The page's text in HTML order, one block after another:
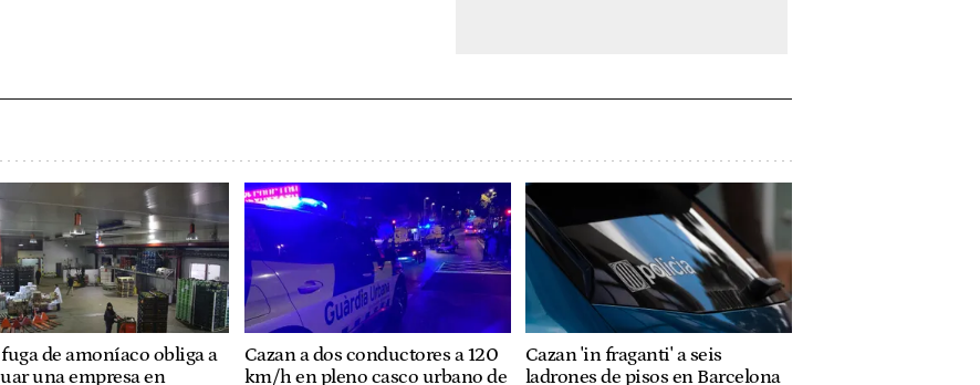
de amoníaco obliga a
una empresa en
Cazan a dos conductores a 120
km/h en pleno casco urbano de
Cazan 'in fraganti' a seis
ladrones de pisos en Barcelona